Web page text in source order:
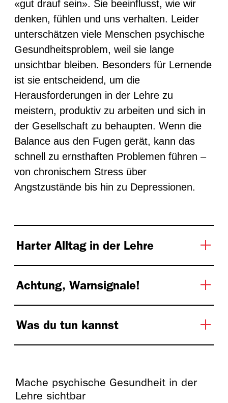
«gut drauf sein». Sie beeinflusst, wie wir
denken, fühlen und uns verhalten. Leider
unterschätzen viele Menschen psychische
Gesundheitsproblem, weil sie lange
unsichtbar bleiben. Besonders für Lernende
ist sie entscheidend, um die
Herausforderungen in der Lehre zu
meistern, produktiv zu arbeiten und sich in
der Gesellschaft zu behaupten. Wenn die
Balance aus den Fugen gerät, kann das
schnell zu ernsthaften Problemen führen –
von chronischem Stress über
Angstzustände bis hin zu Depressionen.
Harter Alltag in der Lehre
Achtung, Warnsignale!
Was du tun kannst
Mache psychische Gesundheit in der
Lehre sichtbar